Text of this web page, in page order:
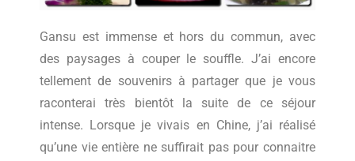
Gansu est immense et hors du commun, avec
des paysages à couper le souffle. J’ai encore
tellement de souvenirs à partager que je vous
raconterai très bientôt la suite de ce séjour
intense. Lorsque je vivais en Chine, j’ai réalisé
qu’une vie entière ne suffirait pas pour connaitre